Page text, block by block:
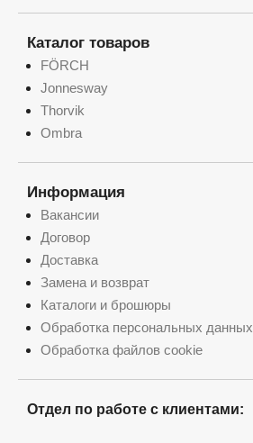
Каталог товаров
FÖRCH
Jonnesway
Thorvik
Ombra
Информация
Вакансии
Договор
Доставка
Замена и возврат
Каталоги и брошюры
Обработка персональных данных
Обработка файлов cookie
Отдел по работе с клиентами: